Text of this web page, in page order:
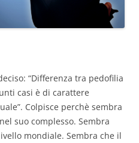
“Differenza tra pedofilia
casi è di carattere
Colpisce perchè sembra
suo complesso. Sembra
mondiale. Sembra che il